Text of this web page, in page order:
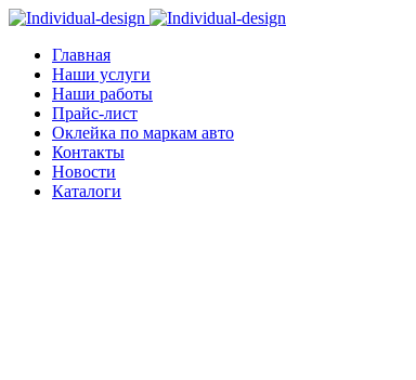
Главная
Наши услуги
Наши работы
Прайс-лист
Оклейка по маркам авто
Контакты
Новости
Каталоги